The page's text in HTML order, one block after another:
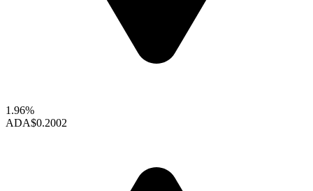
1.96%
ADA$0.2002